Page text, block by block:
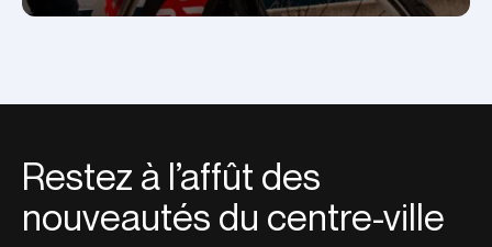
Restez à l’affût des
nouveautés du centre-ville